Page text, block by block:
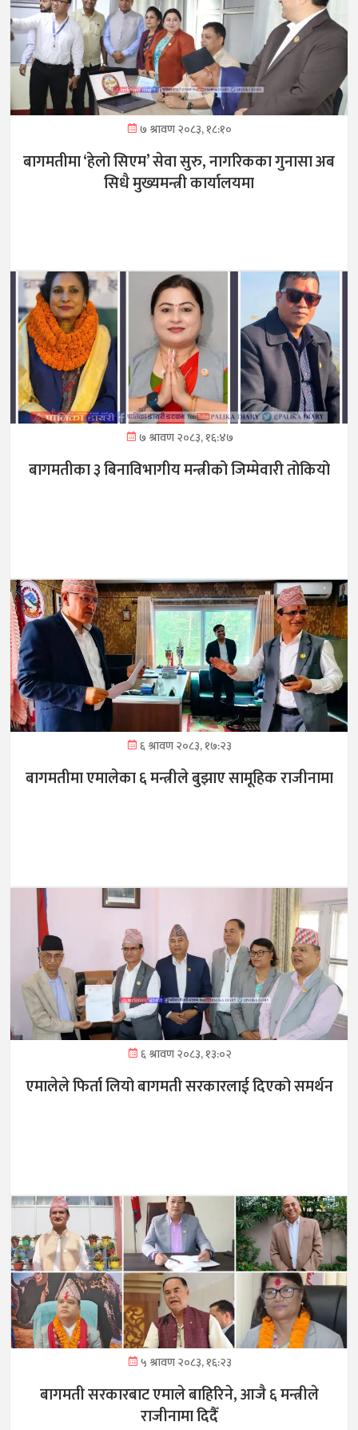
७ श्रावण २०८३, १८:१०
बागमतीमा ‘हेलो सिएम’ सेवा सुरु, नागरिकका गुनासा अब
सिधै मुख्यमन्त्री कार्यालयमा
७ श्रावण २०८३, १६:४७
बागमतीका ३ बिनाविभागीय मन्त्रीको जिम्मेवारी तोकियो
६ श्रावण २०८३, १७:२३
बागमतीमा एमालेका ६ मन्त्रीले बुझाए सामूहिक राजीनामा
६ श्रावण २०८३, १३:०२
एमालेले फिर्ता लियो बागमती सरकारलाई दिएको समर्थन
५ श्रावण २०८३, १६:२३
बागमती सरकारबाट एमाले बाहिरिने, आजै ६ मन्त्रीले
राजीनामा दिदैँ